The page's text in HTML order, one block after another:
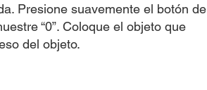
Presione suavemente el botón de
“0”. Coloque el objeto que
del objeto.